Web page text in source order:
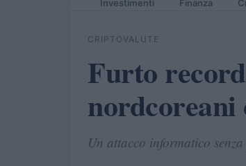
Investimenti Finanza
CRIPTOVALUTE
Furto
Un attacco informatico